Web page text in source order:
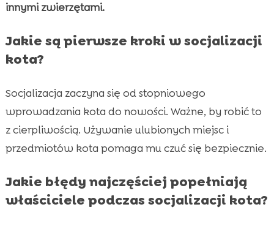
innymi zwierzętami.
Jakie są pierwsze kroki w socjalizacji
kota?
Socjalizacja zaczyna się od stopniowego
wprowadzania kota do nowości. Ważne, by robić to
z cierpliwością. Używanie ulubionych miejsc i
przedmiotów kota pomaga mu czuć się bezpiecznie.
Jakie błędy najczęściej popełniają
właściciele podczas socjalizacji kota?